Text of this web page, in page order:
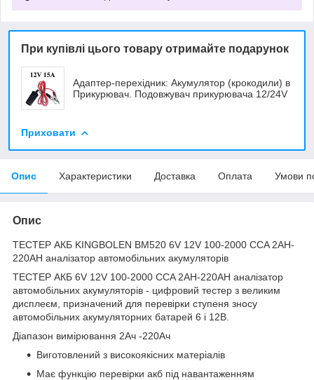
При купівлі цього товару отримайте подарунок
Адаптер-перехідник: Акумулятор (крокодили) в
Прикурювач. Подовжувач прикурювача 12/24V
Приховати
Опис Характеристики Доставка Оплата Умови
Опис
ТЕСТЕР АКБ KINGBOLEN BM520 6V 12V 100-2000 CCA 2AH-
220AH аналізатор автомобільних акумуляторів
ТЕСТЕР АКБ 6V 12V 100-2000 CCA 2AH-220AH аналізатор
автомобільних акумуляторів - цифровий тестер з великим
дисплеєм, призначений для перевірки ступеня зносу
автомобільних акумуляторних батарей 6 і 12В.
Діапазон вимірювання 2Ач -220Ач
Виготовлений з високоякісних матеріалів
Має функцію перевірки акб під навантаженням